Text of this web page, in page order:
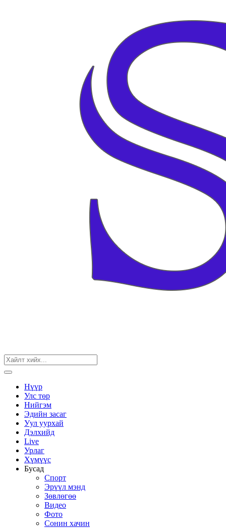
Нүүр
Улс төр
Нийгэм
Эдийн засаг
Уул уурхай
Дэлхийд
Live
Урлаг
Хүмүүс
Бусад
Спорт
Эрүүл мэнд
Зөвлөгөө
Видео
Фото
Сонин хачин